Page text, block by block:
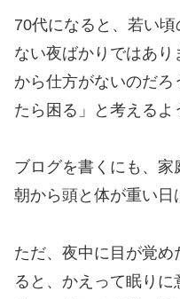
70代になると、若い
ない夜ばかりではあ
から仕方がないのだ
たら困る」と考えるよ
ブログを書くにも、家
朝から頭と体が重い日
ただ、夜中に目が覚
ると、かえって眠り